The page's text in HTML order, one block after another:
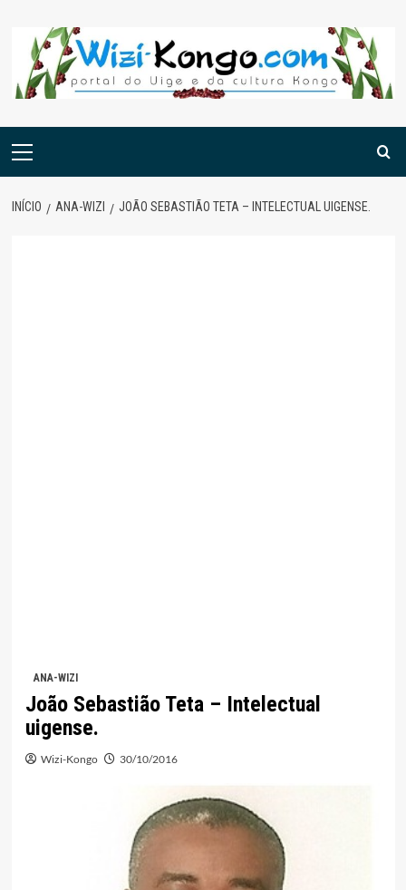
content
Menu
INÍCIO ANA-WIZI JOÃO SEBASTIÃO TETA – INTELECTUAL UIGENSE.
ANA-WIZI
João Sebastião Teta – Intelectual
uigense.
Wizi-Kongo 30/10/2016